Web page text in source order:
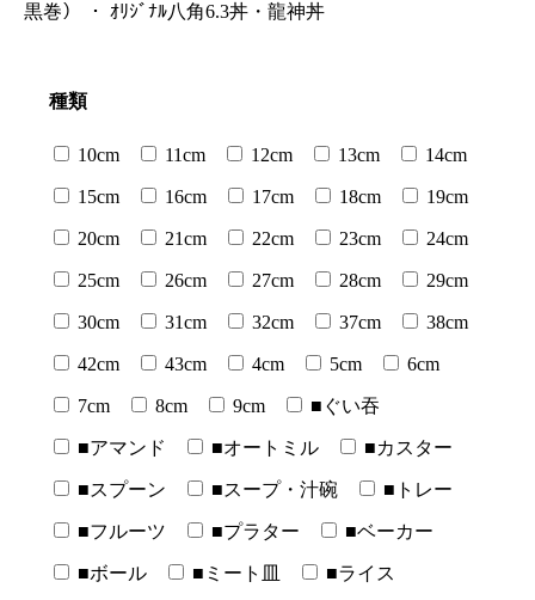
黒巻）
・ ｵﾘｼﾞﾅﾙ八角6.3丼・龍神丼
種類
10cm 11cm 12cm 13cm 14cm
15cm 16cm 17cm 18cm 19cm
20cm 21cm 22cm 23cm 24cm
25cm 26cm 27cm 28cm 29cm
30cm 31cm 32cm 37cm 38cm
42cm 43cm 4cm 5cm 6cm
7cm 8cm 9cm ■ぐい吞
■アマンド ■オートミル ■カスター
■スプーン ■スープ・汁碗 ■トレー
■フルーツ ■プラター ■ベーカー
■ボール ■ミート皿 ■ライス